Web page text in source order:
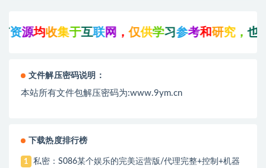
源均收集于互联网， 仅供学习参考和研究，也可
文件解压密码说明：
本站所有文件包解压密码为:www.9ym.cn
下载热度排行榜
1
私密：S086某个娱乐的完美运营版/代理完整+控制+机器